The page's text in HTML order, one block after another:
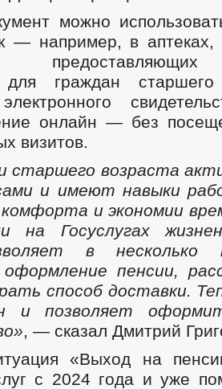
можно
— например, в аптеках,
для граждан
онлайн — без
визитов.
старшего возраста
и имеют навыки
и экономии
на Госуслугах
в несколько
оформление пенсии,
способ доставки.
и позволяет
, — сказал Дмитрий
«Выход на
с 2024 года и уже